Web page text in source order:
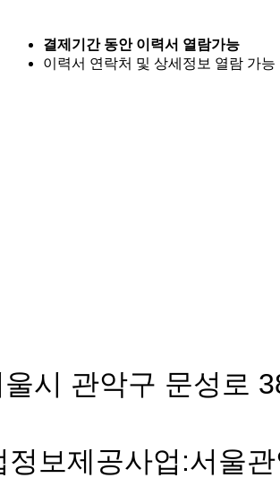
결제기간 동안 이력서 열람가능
이력서 연락처 및 상세정보 열람 가능
시 관악구 문성로
정보제공사업:서울